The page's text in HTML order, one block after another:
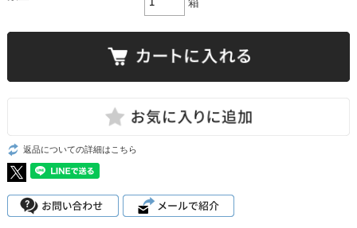
返品についての詳細はこちら